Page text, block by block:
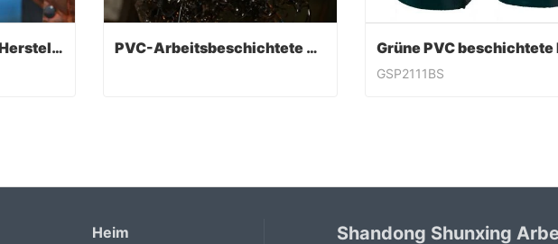
Arbeitshandschuhe Hersteller PVC-Arbeitsbeschichtete Handschuhe
GSP2111BS
Heim Shandong Shunxing